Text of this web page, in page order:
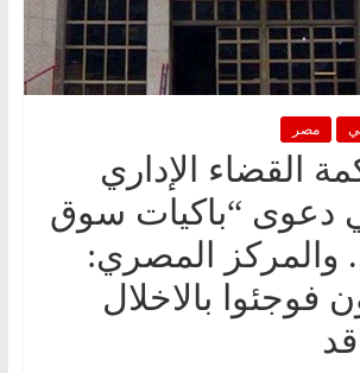
مصر
القضاء الإداري
دعوى “باكيات سوق
والمركز المصري:
فوجئوا بالاخلال